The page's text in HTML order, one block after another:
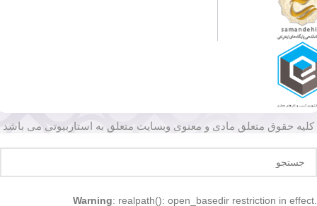
کلیه حقوق متعلق مادی و معنوی وبسایت متعلق به استاربیوتی می باشد
Warning: realpath(): open_basedir restriction in effect.